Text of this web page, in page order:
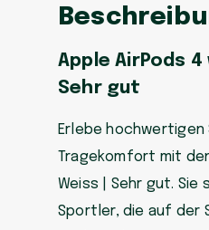
Apple AirPods 4
Sehr gut
Erlebe
Tragekomfort mit den
Weiss | Sehr gut. Sie
Sportler, die auf der